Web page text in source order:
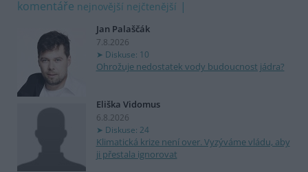
komentáře nejnovější nejčtenější
Jan Palaščák
7.8.2026
Diskuse: 10
Ohrožuje nedostatek vody budoucnost jádra?
Eliška Vidomus
6.8.2026
Diskuse: 24
Klimatická krize není over. Vyzýváme vládu, aby
ji přestala ignorovat